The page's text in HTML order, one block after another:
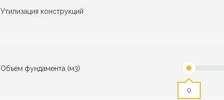
Утилизация конструкций
Объем фундамента (м3)
0